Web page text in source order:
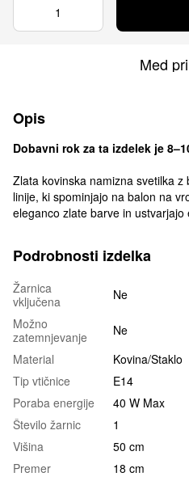
Med
Opis
Dobavni rok za ta izdelek je
Zlata kovinska namizna svetilka
linije, ki spominjajo na balon na
eleganco zlate barve in
Podrobnosti izdelka
Žarnica
vključena
Ne
Možno
zatemnjevanje
Ne
Material
Kovina/Staklo
Tip vtičnice
E14
Poraba energije
40 W Max
Število žarnic
1
Višina
50 cm
Premer
18 cm